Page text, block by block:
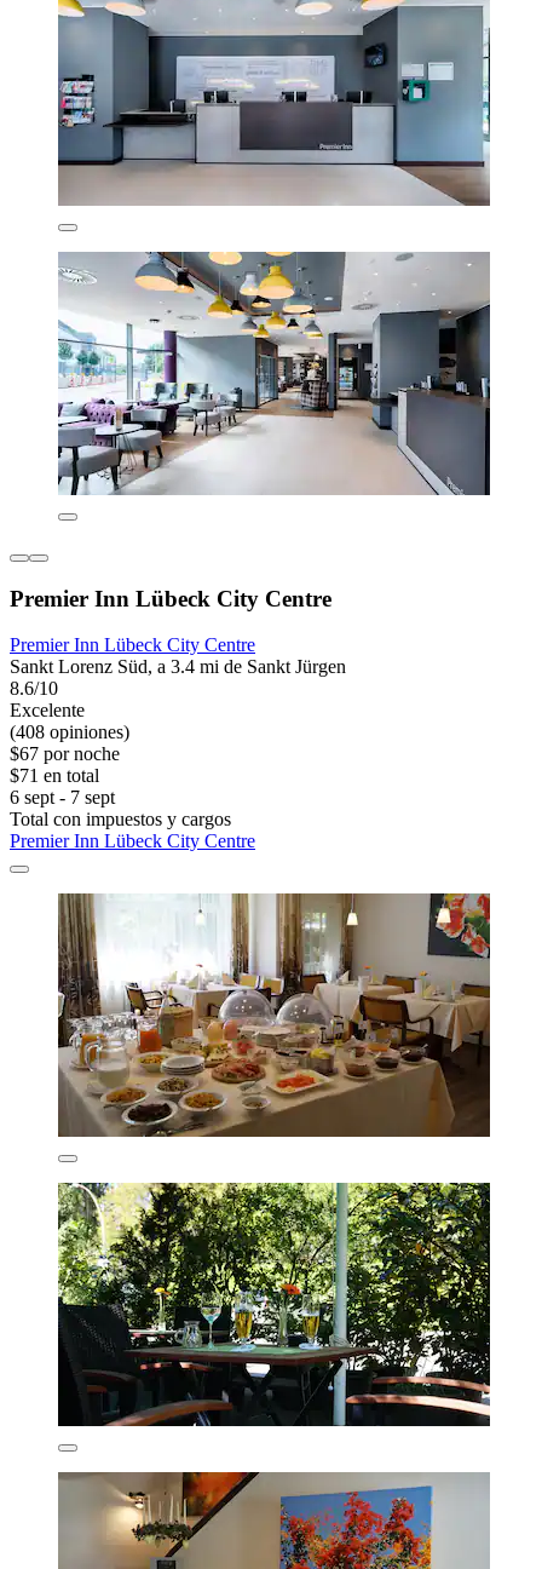
Premier Inn Lübeck City Centre
Premier Inn Lübeck City Centre
Sankt Lorenz Süd, a 3.4 mi de Sankt Jürgen
8.6/10
Excelente
(408 opiniones)
$67 por noche
$71 en total
6 sept - 7 sept
Total con impuestos y cargos
Premier Inn Lübeck City Centre